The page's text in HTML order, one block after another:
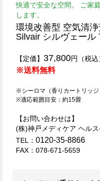
快適で安全な空間。 ご家
します。
環境改善型 空気清
Silvair シルヴェール
【定価】 37,800円（税込
※送料無料
※シーロマ（香りカートリッジ
※適応範囲目安：約15畳
【お問い合わせは】
(株)神戸メディケア ヘル
TEL： 0120-35-8866
FAX：078-671-5659